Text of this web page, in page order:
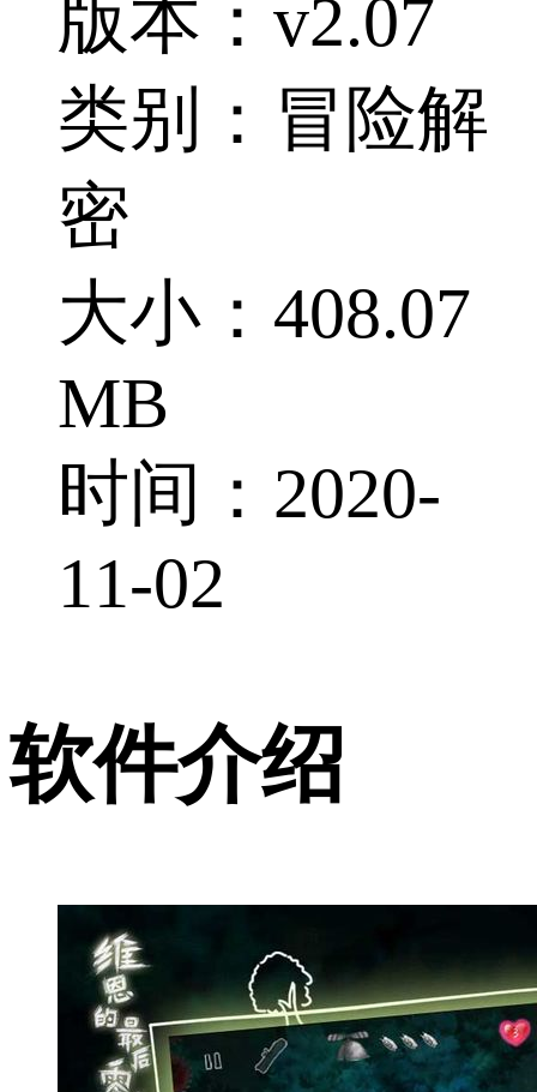
版本：v2.07
类别：冒险解
密
大小：408.07
MB
时间：2020-
11-02
软件介绍